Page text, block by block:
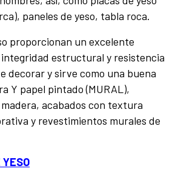
paneles de yeso, tabla roca.
proporcionan un excelente
estructural y resistencia
decorar y sirve como una buena
Y papel pintado (MURAL),
acabados con textura
y revestimientos murales de
YESO